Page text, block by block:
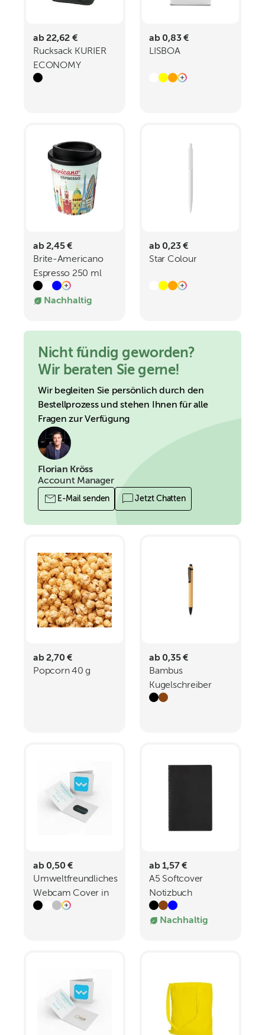
ab 22,62 €
Rucksack KURIER
ECONOMY
ab 0,83 €
LISBOA
ab 2,45 €
Brite-Americano
Espresso 250 ml
Isolierbecher
Nachhaltig
ab 0,23 €
Star Colour
Nicht fündig geworden?
Wir beraten Sie gerne!
Wir begleiten Sie persönlich durch den
Bestellprozess und stehen Ihnen für alle
Fragen zur Verfügung
Florian Kröss
Account Manager
E-Mail senden Jetzt Chatten
ab 2,70 €
Popcorn 40 g
ab 0,35 €
Bambus
Kugelschreiber
ab 0,50 €
Umweltfreundliches
Webcam Cover in
individueller
ab 1,57 €
A5 Softcover
Notizbuch
Nachhaltig